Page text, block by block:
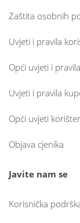
Zaštita osobnih
Uvjeti i pravila
Opći uvjeti i
Uvjeti i pravila
Opći uvjeti
Objava cjenika
Javite nam se
Korisnička